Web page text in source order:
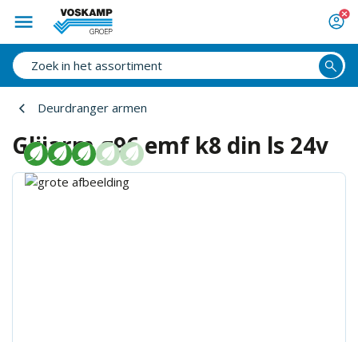
Deurdranger armen
Glijarm g96 emf k8 din ls 24v